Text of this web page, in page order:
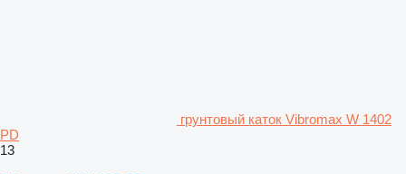
грунтовый каток Vibromax W 1402
PD
13